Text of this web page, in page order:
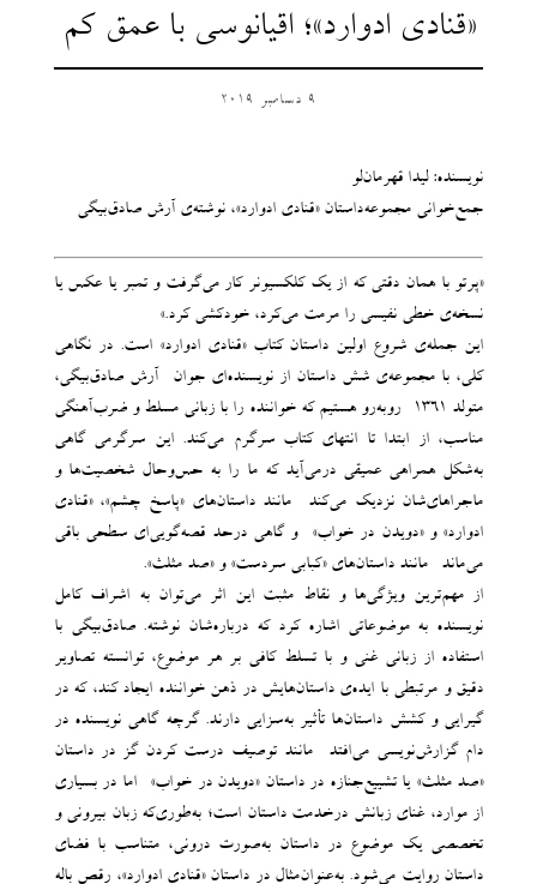
«قنادی ادوارد»؛ اقیانوسی با عمق کم
9 دسامبر 2019
نویسنده: لیدا قهرمان‌لو
جمع‌خوانی مجموعه‌داستان «قنادی ادوارد»، نوشته‌ی آرش صادق‌بیگی
«پرتو با همان دقتی که از یک کلکسیونر کار می‌گرفت و تمبر یا عکس یا
نسخه‌ی خطی نفیسی را مرمت می‌کرد، خودکشی کرد.»
این جمله‌ی شروع اولین داستان کتاب «قنادی ادوارد» است. در نگاهی
کلی، با مجموعه‌‌‌ی شش داستان از نویسنده‌ای جوان -آرش صادق‌بیگی،
متولد ۱۳۶۱- روبه‌رو هستیم که خواننده را با زبانی مسلط و ضرب‌آهنگی
مناسب، از ابتدا تا انتهای کتاب سرگرم می‌کند. این سرگرمی گاهی
به‌شکل همراهی عمیقی درمی‌آید که ما را به حس‌وحال شخصیت‌ها و
ماجراهای‌شان نزدیک می‌کند -مانند داستان‌های «پاسخ چشم»، «قنادی
ادوارد» و «دویدن در خواب»- و گاهی درحد قصه‌گویی‌ای سطحی باقی
می‌ماند -مانند داستان‌های «کبابی سردست» و «صد مثلث».
از مهم‌ترین ویژگی‌ها و نقاط مثبت این اثر می‌توان به اشراف کامل
نویسنده به موضوعاتی اشاره کرد که درباره‌شان نوشته. صادق‌بیگی با
استفاده از زبانی غنی و با تسلط کافی بر هر موضوع، توانسته تصاویر
دقیق و مرتبطی با ایده‌ی داستان‌هایش‌ در ذهن خواننده ایجاد ‌کند، که در
گیرایی و کشش داستان‌ها تأثیر به‌سزایی دارند. گرچه گاهی نویسنده در
دام گزارش‌نویسی می‌افتد -مانند توصیف درست کردن گز در داستان
«صد مثلث» یا تشییع‌جنازه در داستان «دویدن در خواب»- اما در بسیاری
از موارد، غنای زبانش درخدمت داستان است؛ به‌طوری‌که زبان بیرونی و
تخصصی یک موضوع در داستان به‌صورت درونی، متناسب با فضای
داستان روایت می‌شود. به‌عنوان‌مثال در داستان «قنادی ادوارد»، رقص باله